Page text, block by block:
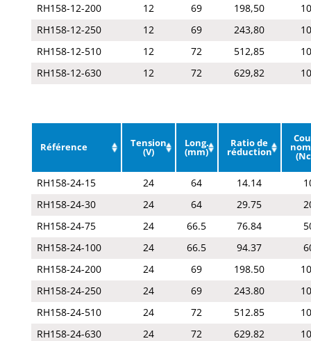
RH158-12-200
12 69 198,50
RH158-12-250
12 69 243,80
RH158-12-510
12 72 512,85
RH158-12-630
12 72 629,82
Référence Tension
(V)
Long.
(mm)
Ratio de
réduction
RH158-24-15 24 64 14.14
RH158-24-30
24 64 29.75
RH158-24-75
24 66.5 76.84
RH158-24-100
24 66.5 94.37
RH158-24-200
24 69 198.50
RH158-24-250
24 69 243.80
RH158-24-510
24 72 512.85
RH158-24-630
24 72 629.82